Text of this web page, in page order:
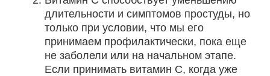
длительности и симптомов простуды, но
только при условии, что мы его
принимаем профилактически, пока еще
не заболели или на начальном этапе.
Если принимать витамин С, когда уже